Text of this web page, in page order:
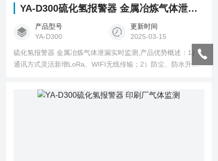
YA-D300硫化氢报警器 金属冶炼气体泄漏实时监测
产品型号
YA-D300
更新时间
2025-03-15
硫化氢报警器 金属冶炼气体泄漏实时监测,产品优势概述：1）
通讯方式灵活新增LoRa、WIFI无线传输；2）防尘、防水升级
光报警分贝更高。